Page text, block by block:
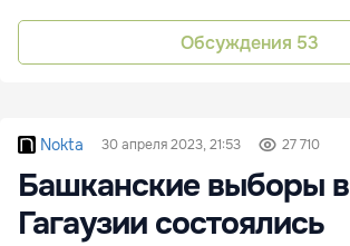
Обсуждения 53
Nokta 30 апреля 2023, 21:53 27 710
Башканские выборы в
Гагаузии состоялись